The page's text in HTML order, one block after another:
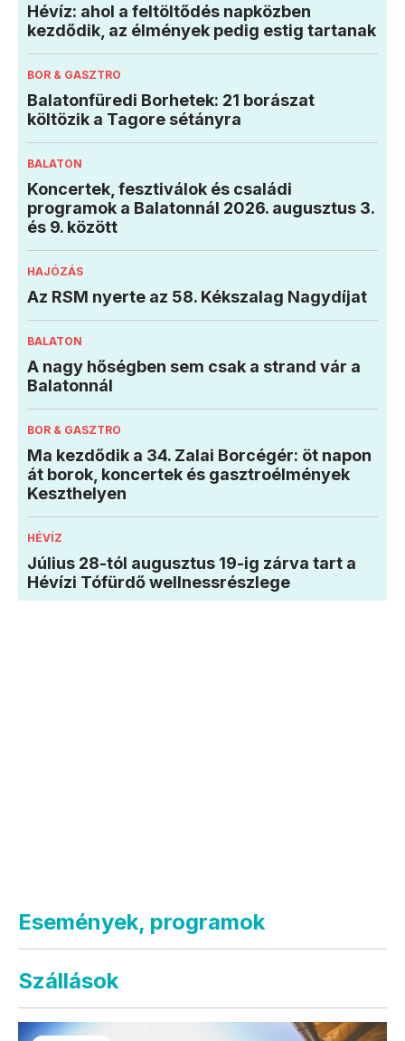
Hévíz: ahol a feltöltődés napközben
kezdődik, az élmények pedig estig tartanak
BOR & GASZTRO
Balatonfüredi Borhetek: 21 borászat
költözik a Tagore sétányra
BALATON
Koncertek, fesztiválok és családi
programok a Balatonnál 2026. augusztus 3.
és 9. között
HAJÓZÁS
Az RSM nyerte az 58. Kékszalag Nagydíjat
BALATON
A nagy hőségben sem csak a strand vár a
Balatonnál
BOR & GASZTRO
Ma kezdődik a 34. Zalai Borcégér: öt napon
át borok, koncertek és gasztroélmények
Keszthelyen
HÉVÍZ
Július 28-tól augusztus 19-ig zárva tart a
Hévízi Tófürdő wellnessrészlege
Események, programok
Szállások